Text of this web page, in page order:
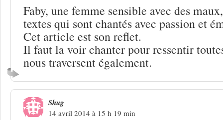
Faby, une femme sensible avec des
textes qui sont chantés avec passion et
Cet article est son reflet.
Il faut la voir chanter pour ressentir
nous traversent également.
Shug
14 avril 2014 à 15 h 19 min